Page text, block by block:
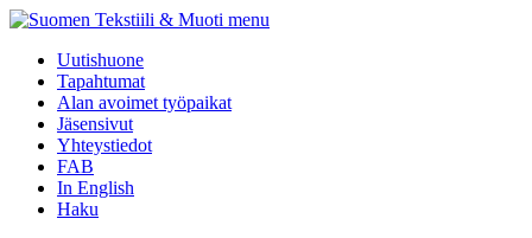
menu
Uutishuone
Tapahtumat
Alan avoimet työpaikat
Jäsensivut
Yhteystiedot
FAB
In English
Haku